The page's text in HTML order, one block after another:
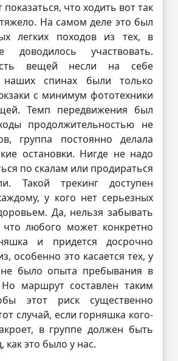
что ходить вот так
На самом деле это был
легких походов из тех, в
доводилось участвовать.
вещей несли на себе
спинах были только
с минимум фототехники
Темп передвижения был
продолжительностью не
группа постоянно делала
остановки. Нигде не надо
по скалам или продираться
Такой трекинг доступен
у кого нет серьезных
Да, нельзя забывать
что любого может конкретно
и придется досрочно
особенно это касается тех, у
было опыта пребывания в
Но маршрут составлен таким
этот риск существенно
случай, если горняшка кого-
в группе должен быть
как это было у нас.